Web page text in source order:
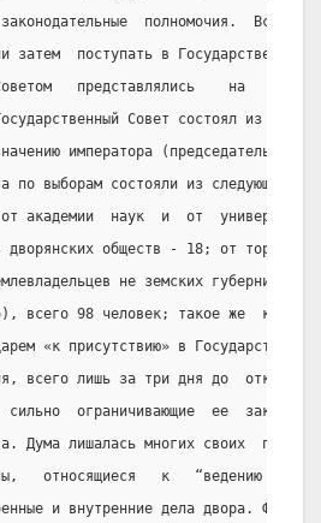
полномочия.  Все
затем  поступать в Государственный
представлялись    на
Совет состоял из
императора (председатель
по выборам состояли из следующих
академии  наук  и  от
обществ - 18; от
не земских
всего 98 человек; такое же
«к присутствию» в
всего лишь за три дня до  открытия
сильно  ограничивающие  ее
Дума лишалась многих своих
относящиеся   к   “ведению
и внутренние дела двора.